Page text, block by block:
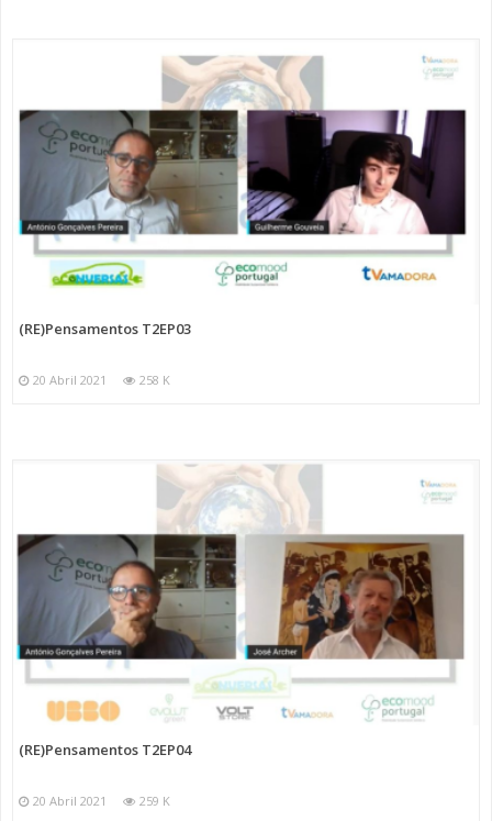
(RE)Pensamentos T2EP03
20 Abril 2021 258 K
(RE)Pensamentos T2EP04
20 Abril 2021 259 K